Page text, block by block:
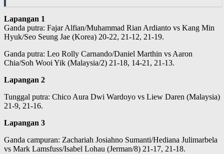
Lapangan 1
Ganda putra: Fajar Alfian/Muhammad Rian Ardianto vs Kang Min
Hyuk/Seo Seung Jae (Korea) 20-22, 21-12, 21-19.
Ganda putra: Leo Rolly Carnando/Daniel Marthin vs Aaron
Chia/Soh Wooi Yik (Malaysia/2) 21-18, 14-21, 21-13.
Lapangan 2
Tunggal putra: Chico Aura Dwi Wardoyo vs Liew Daren (Malaysia)
21-9, 21-16.
Lapangan 3
Ganda campuran: Zachariah Josiahno Sumanti/Hediana Julimarbela
vs Mark Lamsfuss/Isabel Lohau (Jerman/8) 21-17, 21-18.